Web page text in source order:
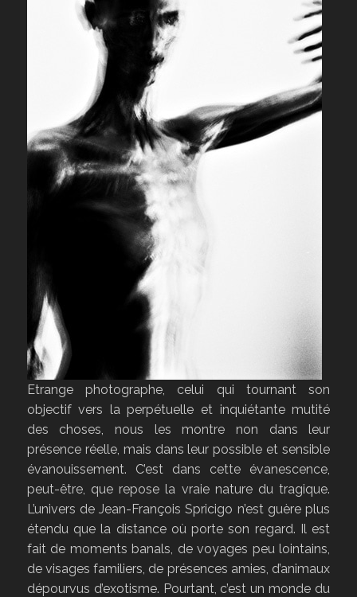
Etrange photographe, celui qui tournant son
objectif vers la perpétuelle et inquiétante mutité
des choses, nous les montre non dans leur
présence réelle, mais dans leur possible et sensible
évanouissement. C’est dans cette évanescence,
peut-être, que repose la vraie nature du tragique.
L’univers de Jean-François Spricigo n’est guère plus
étendu que la distance où porte son regard. Il est
fait de moments banals, de voyages peu lointains,
de visages familiers, de présences amies, d’animaux
dépourvus d’exotisme. Pourtant, c’est un monde du